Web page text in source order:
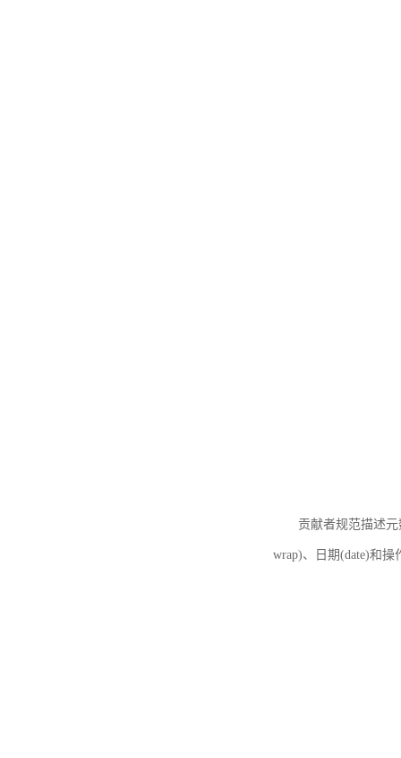
贡献者规范描述
wrap)、日期(date)和操